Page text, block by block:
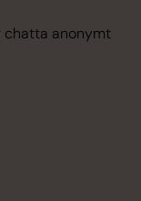
chatta anonymt